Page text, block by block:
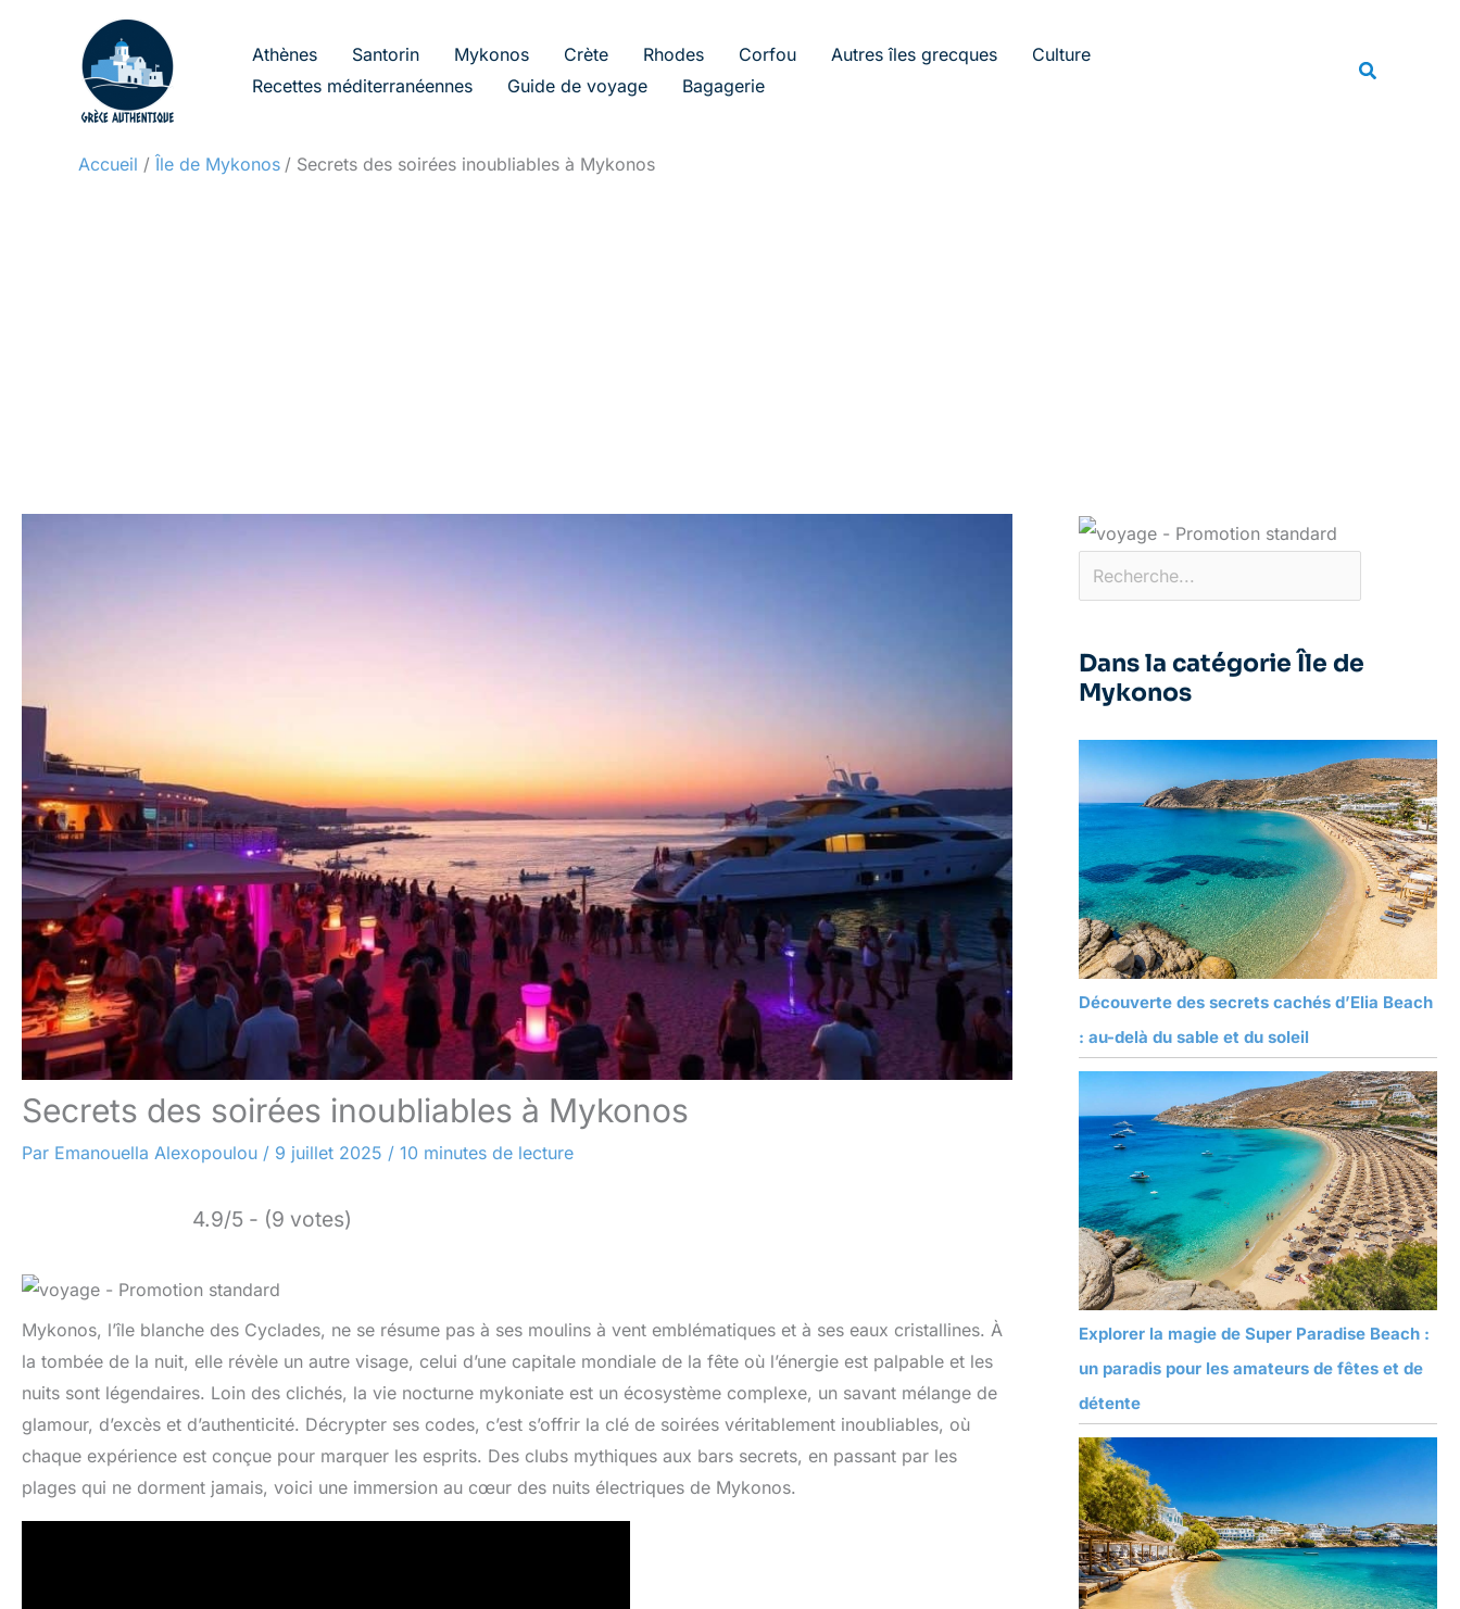
Athènes Santorin Mykonos Crète Rhodes Corfou Autres îles grecques
Culture
Recettes méditerranéennes
Guide de voyage Bagagerie
Accueil Île de Mykonos Secrets des soirées inoubliables à Mykonos
Secrets des soirées inoubliables à Mykonos
Par Emanouella Alexopoulou / 9 juillet 2025 / 10 minutes de lecture
4.9/5 - (9 votes)
Mykonos, l’île blanche des Cyclades, ne se résume pas à ses moulins à vent emblématiques et à ses eaux cristallines. À
la tombée de la nuit, elle révèle un autre visage, celui d’une capitale mondiale de la fête où l’énergie est palpable et les
nuits sont légendaires. Loin des clichés, la vie nocturne mykoniate est un écosystème complexe, un savant mélange de
glamour, d’excès et d’authenticité. Décrypter ses codes, c’est s’offrir la clé de soirées véritablement inoubliables, où
chaque expérience est conçue pour marquer les esprits. Des clubs mythiques aux bars secrets, en passant par les
plages qui ne dorment jamais, voici une immersion au cœur des nuits électriques de Mykonos.
Dans la catégorie Île de
Mykonos
Découverte des secrets cachés d’Elia Beach
: au-delà du sable et du soleil
Explorer la magie de Super Paradise Beach :
un paradis pour les amateurs de fêtes et de
détente